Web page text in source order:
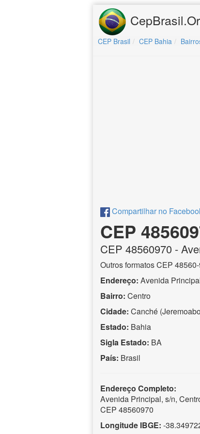
CEP Brasil CEP Bahia
Compartilhar no
CEP
CEP 48560970 -
Outros formatos CEP
Endereço: Avenida
Bairro: Centro
Cidade: Canché
Estado: Bahia
Sigla Estado: BA
País: Brasil
Endereço Completo:
Avenida Principal, s/n,
CEP 48560970
Longitude IBGE: -